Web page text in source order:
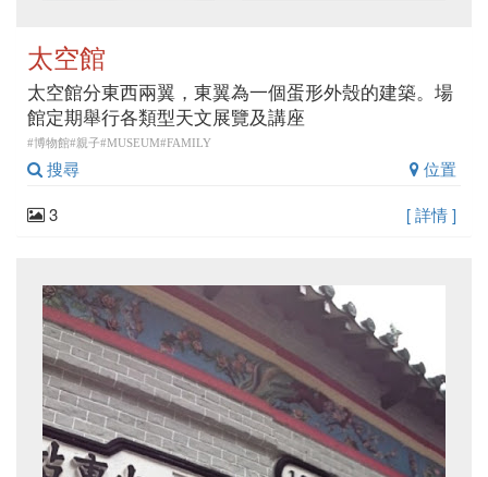
太空館
太空館分東西兩翼，東翼為一個蛋形外殼的建築。場
館定期舉行各類型天文展覽及講座
#博物館#親子#MUSEUM#FAMILY
搜尋
位置
3
[ 詳情 ]